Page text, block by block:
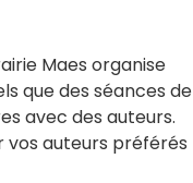
Maes organise
que des séances de
avec des auteurs.
vos auteurs préférés